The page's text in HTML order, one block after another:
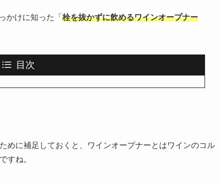
かけに知った「 栓を抜かずに飲めるワインオープナー
目次
めに補足しておくと、ワインオープナーとはワインのコル
すね。